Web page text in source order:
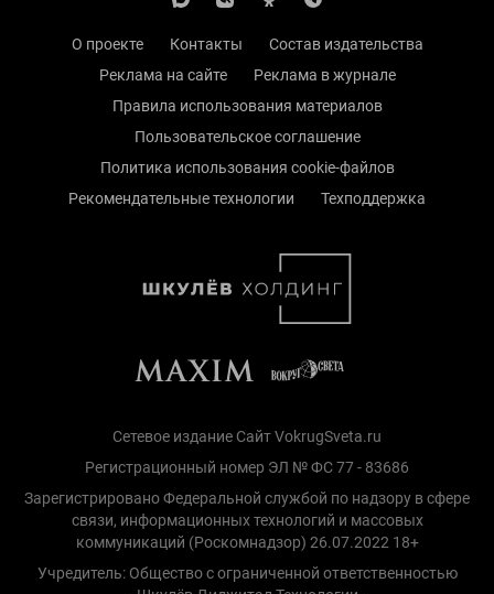
О проекте Контакты
Состав издательства
Реклама на сайте
Реклама в журнале
Правила использования материалов
Пользовательское соглашение
Политика использования cookie-файлов
Рекомендательные технологии
Техподдержка
Сетевое издание Сайт VokrugSveta.ru
Регистрационный номер ЭЛ № ФС 77 - 83686
Зарегистрировано Федеральной службой по надзору в сфере
связи, информационных технологий и массовых
коммуникаций (Роскомнадзор) 26.07.2022 18+
Учредитель: Общество с ограниченной ответственностью